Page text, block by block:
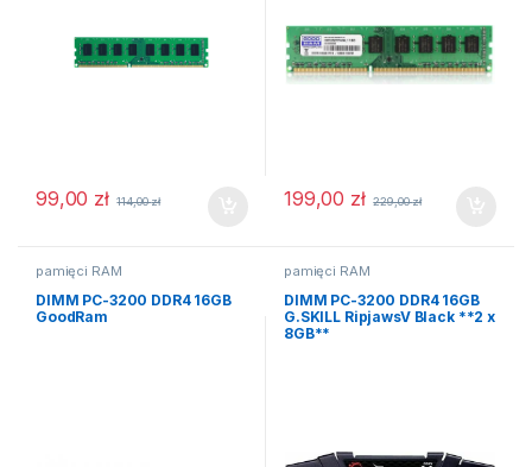
99,00 zł 114,00zł 199,00 zł 229,00zł
pamięci RAM
DIMM PC-3200 DDR4 16GB
GoodRam
pamięci RAM
DIMM PC-3200 DDR4 16GB
G.SKILL RipjawsV Black **2 x
8GB**